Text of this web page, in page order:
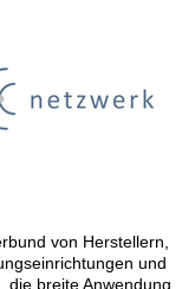
von Herstellern,
und
die breite Anwendung